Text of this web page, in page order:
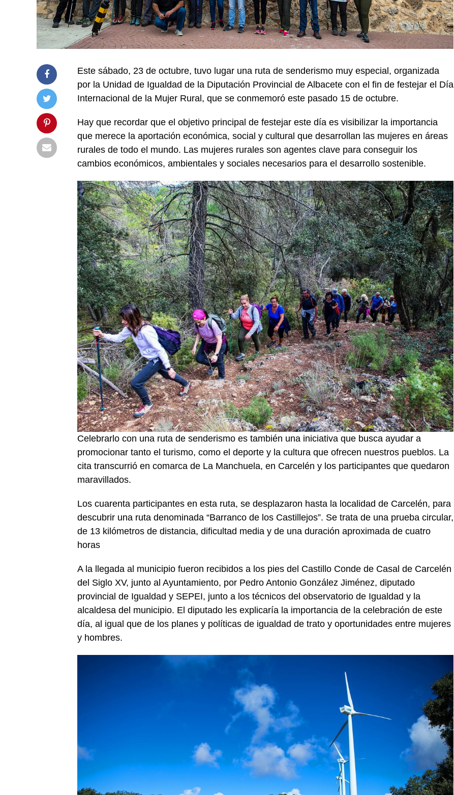
Este sábado, 23 de octubre, tuvo lugar una ruta de senderismo muy especial, organizada
por la Unidad de Igualdad de la Diputación Provincial de Albacete con el fin de festejar el Día
Internacional de la Mujer Rural, que se conmemoró este pasado 15 de octubre.
Hay que recordar que el objetivo principal de festejar este día es visibilizar la importancia
que merece la aportación económica, social y cultural que desarrollan las mujeres en áreas
rurales de todo el mundo. Las mujeres rurales son agentes clave para conseguir los
cambios económicos, ambientales y sociales necesarios para el desarrollo sostenible.
Celebrarlo con una ruta de senderismo es también una iniciativa que busca ayudar a
promocionar tanto el turismo, como el deporte y la cultura que ofrecen nuestros pueblos. La
cita transcurrió en comarca de La Manchuela, en Carcelén y los participantes que quedaron
maravillados.
Los cuarenta participantes en esta ruta, se desplazaron hasta la localidad de Carcelén, para
descubrir una ruta denominada “Barranco de los Castillejos”. Se trata de una prueba circular,
de 13 kilómetros de distancia, dificultad media y de una duración aproximada de cuatro
horas
A la llegada al municipio fueron recibidos a los pies del Castillo Conde de Casal de Carcelén
del Siglo XV, junto al Ayuntamiento, por Pedro Antonio González Jiménez, diputado
provincial de Igualdad y SEPEI, junto a los técnicos del observatorio de Igualdad y la
alcaldesa del municipio. El diputado les explicaría la importancia de la celebración de este
día, al igual que de los planes y políticas de igualdad de trato y oportunidades entre mujeres
y hombres.